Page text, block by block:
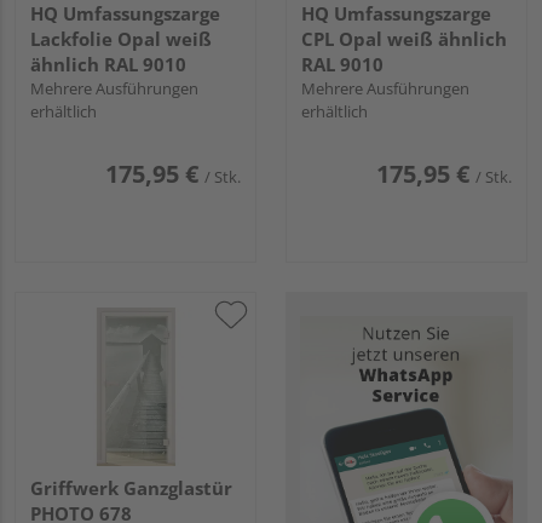
HQ Umfassungszarge
Lackfolie Opal weiß
ähnlich RAL 9010
Mehrere Ausführungen
erhältlich
175,95 € / Stk.
HQ Umfassungszarge
CPL Opal weiß ähnlich
RAL 9010
Mehrere Ausführungen
erhältlich
175,95 € / Stk.
Griffwerk Ganzglastür
PHOTO 678